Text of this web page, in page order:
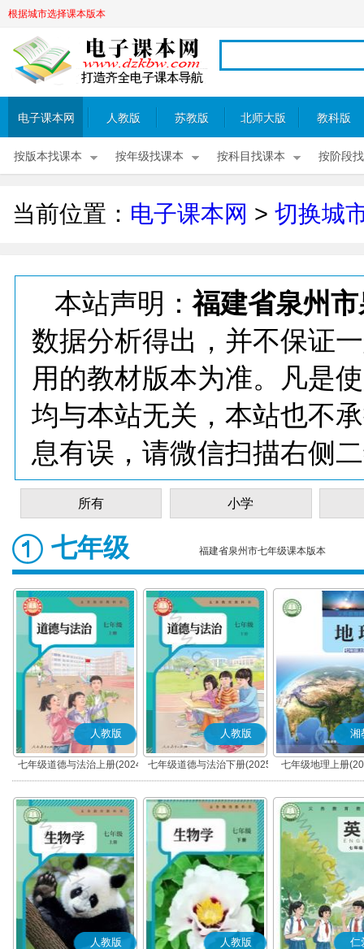
根据城市选择课本版本
电子课本网 人教版 苏教版 北师大版 教科版
按版本找课本 按年级找课本 按科目找课本 按阶段
当前位置： 电子课本网 > 切换城
本站声明：福建省泉州
数据分析得出，并不保证
用的教材版本为准。凡是
均与本站无关，本站也不
息有误，请微信扫描右侧
所有 小学
七年级 福建省泉州市七年级课本版本
人教版
七年级道德与法治上册(2024
秋版)(部编版)
人教版
七年级道德与法治下册(2025
春版)(部编版)
湘
七年级地理上册
人教版 人教版 仁